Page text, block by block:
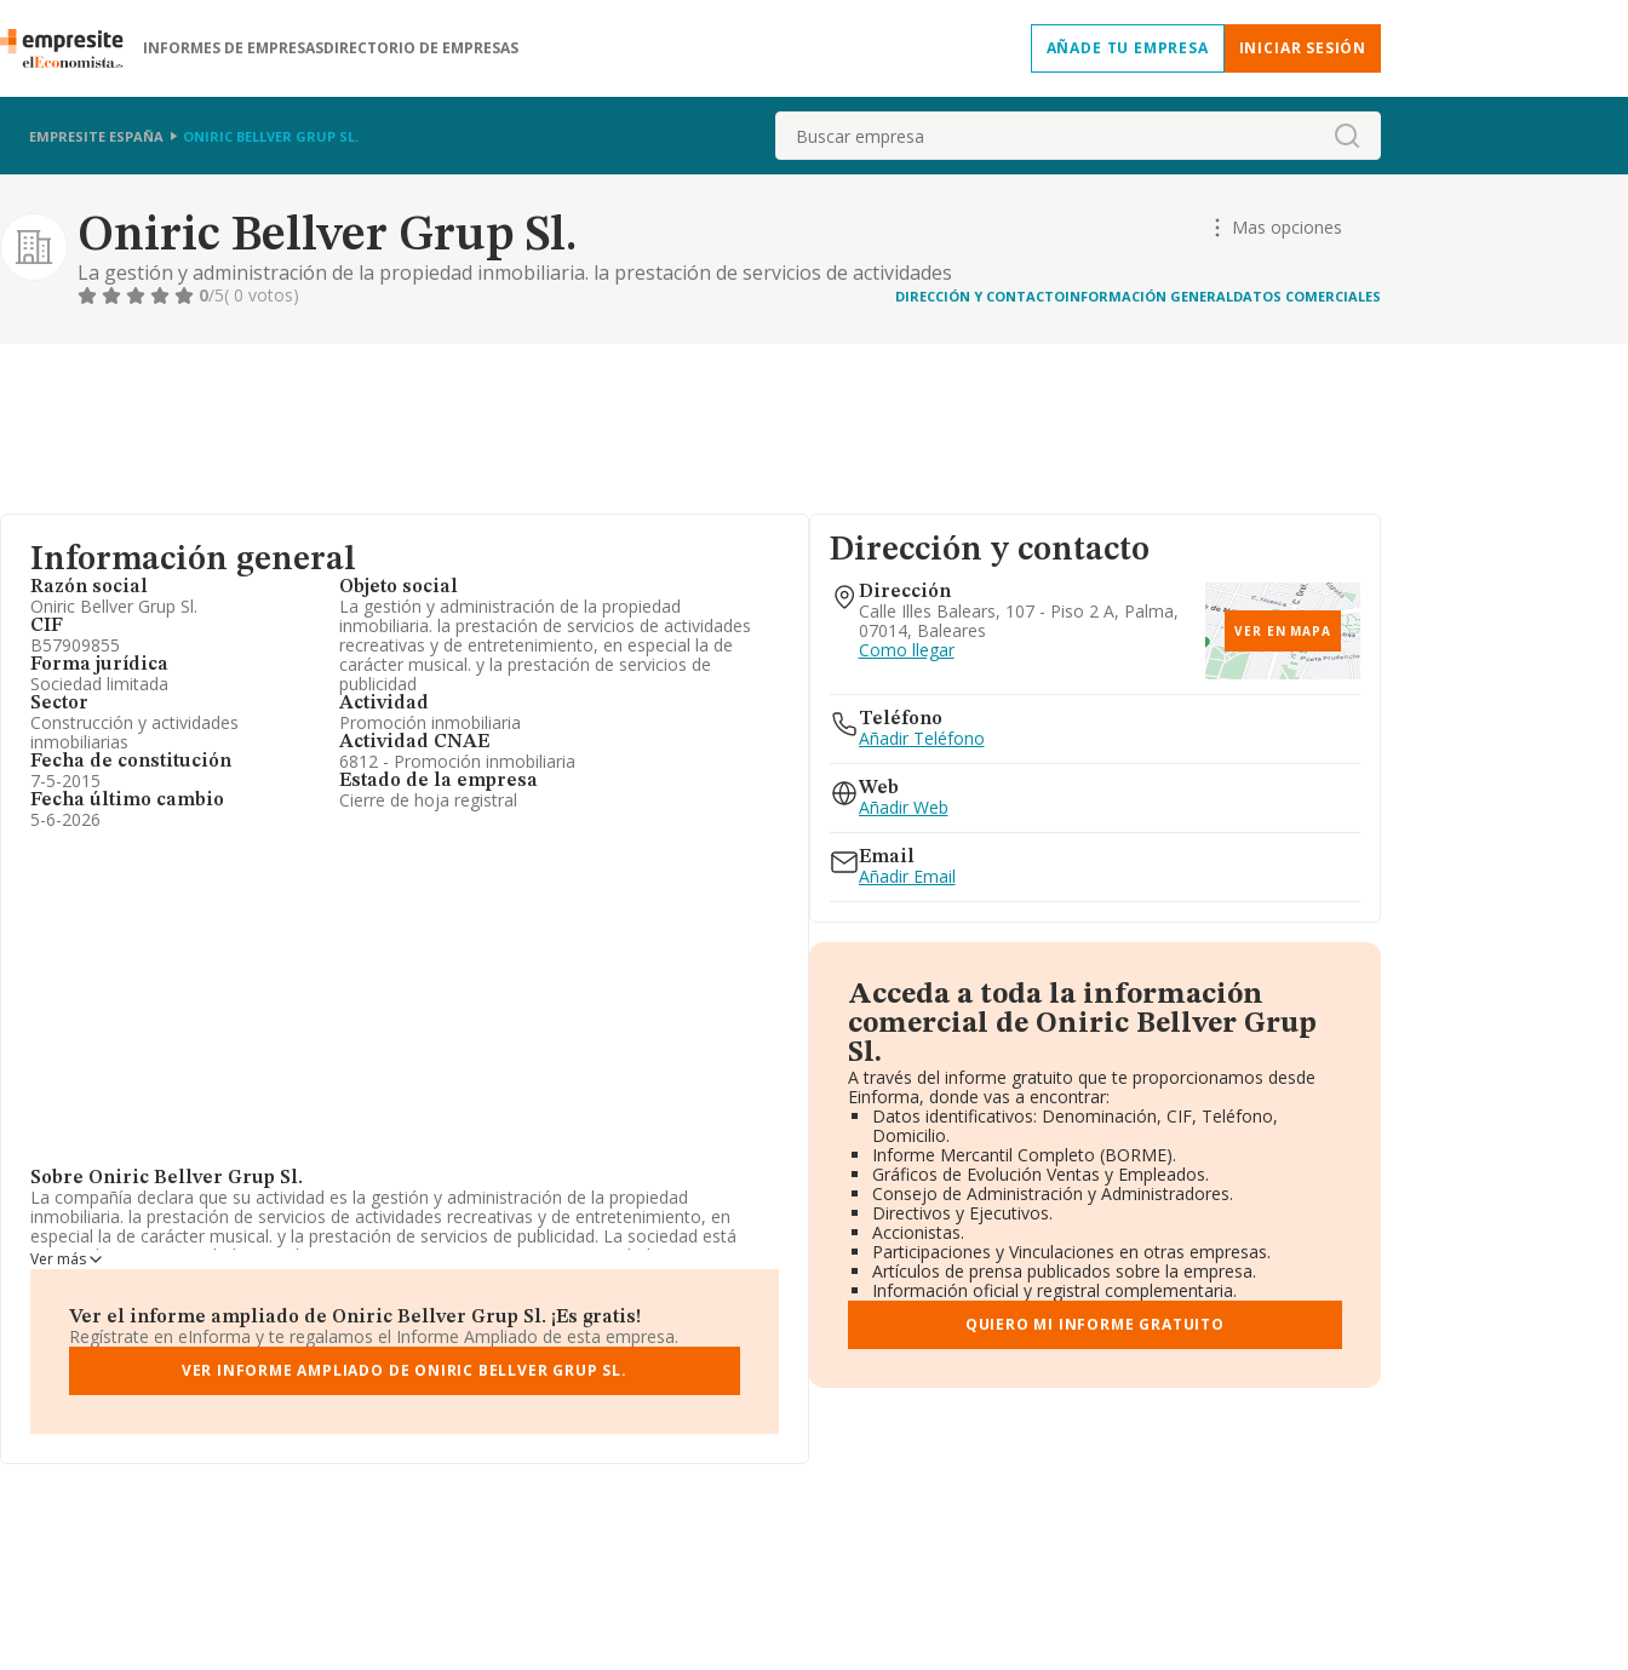
INFORMES DE EMPRESASDIRECTORIO DE EMPRESAS AÑADE TU EMPRESA INICIAR SESIÓN
EMPRESITE ESPAÑA ONIRIC BELLVER GRUP SL. Buscar
Oniric Bellver Grup Sl.
La gestión y administración de la propiedad inmobiliaria. la prestación de servicios de actividades
recreativas y de entretenimiento, en especial la de carácter musical. y la prestación de servicios de
Mas opciones
0/5( 0 votos) DIRECCIÓN Y CONTACTOINFORMACIÓN GENERALDATOS COMERCIALES
Información general
Razón social
Oniric Bellver Grup Sl.
CIF
B57909855
Forma jurídica
Sociedad limitada
Sector
Construcción y actividades
inmobiliarias
Fecha de constitución
7-5-2015
Fecha último cambio
5-6-2026
Objeto social
La gestión y administración de la propiedad
inmobiliaria. la prestación de servicios de actividades
recreativas y de entretenimiento, en especial la de
carácter musical. y la prestación de servicios de
publicidad
Actividad
Promoción inmobiliaria
Actividad CNAE
6812 - Promoción inmobiliaria
Estado de la empresa
Cierre de hoja registral
Sobre Oniric Bellver Grup Sl.
La compañía declara que su actividad es la gestión y administración de la propiedad
inmobiliaria. la prestación de servicios de actividades recreativas y de entretenimiento, en
especial la de carácter musical. y la prestación de servicios de publicidad. La sociedad está
registrada como Sociedad Limitada. Tiene CNAE: 6812 - '%cnae%'. La sociedad no tiene
actividad en mercados exteriores.
La compañíaOniric Bellver Grup S.L , CIF B57909855, está situada en Calle Illes Balears núm.
107 Piso 2 A, (07014), en el municipio de Palma, Isles Baleares, Islas Baleares.
En relación con el sector y disponiendo de los datos de hasta 231.218 empresas, a nivel
nacional la facturación asciende a 29.817 millones de euros y la media de facturación de
datos de sector la media de empleados es de 1. La media de antigüedad desde la constitución
Ver más
Ver el informe ampliado de Oniric Bellver Grup Sl. ¡Es gratis!
Regístrate en eInforma y te regalamos el Informe Ampliado de esta empresa.
VER INFORME AMPLIADO DE ONIRIC BELLVER GRUP SL.
Dirección y contacto
Dirección
Calle Illes Balears, 107 - Piso 2 A, Palma,
07014, Baleares
Como llegar
VER EN MAPA
Teléfono
Añadir Teléfono
Web
Añadir Web
Email
Añadir Email
Acceda a toda la información
comercial de Oniric Bellver Grup
Sl.
A través del informe gratuito que te proporcionamos desde
Einforma, donde vas a encontrar:
Datos identificativos: Denominación, CIF, Teléfono,
Domicilio.
Informe Mercantil Completo (BORME).
Gráficos de Evolución Ventas y Empleados.
Consejo de Administración y Administradores.
Directivos y Ejecutivos.
Accionistas.
Participaciones y Vinculaciones en otras empresas.
Artículos de prensa publicados sobre la empresa.
Información oficial y registral complementaria.
QUIERO MI INFORME GRATUITO